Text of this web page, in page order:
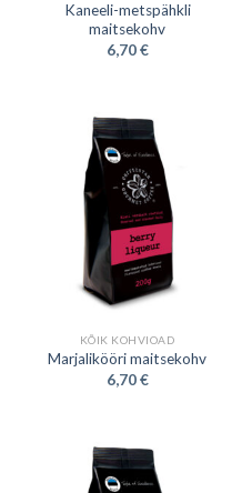
Kaneeli-metspähkli
maitsekohv
6,70€
KÕIK KOHVIOAD
Marjalikööri maitsekohv
6,70€